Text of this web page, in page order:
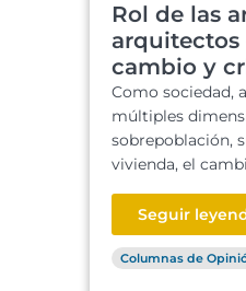
Rol de las
cambio y
Como sociedad,
múltiples
sobrepoblación,
vivienda, el
Seguir
Columnas de